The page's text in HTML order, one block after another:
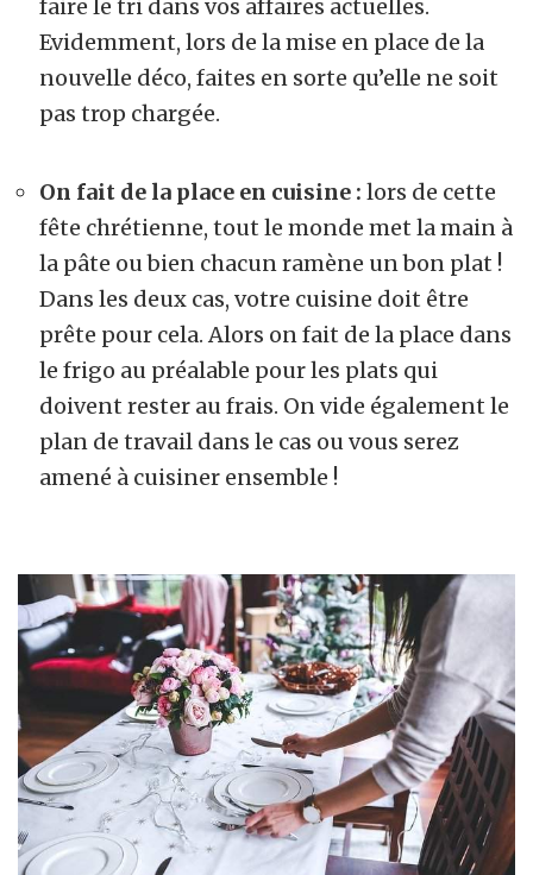
faire le tri dans vos affaires actuelles.
Evidemment, lors de la mise en place de la
nouvelle déco, faites en sorte qu’elle ne soit
pas trop chargée.
On fait de la place en cuisine : lors de cette
fête chrétienne, tout le monde met la main à
la pâte ou bien chacun ramène un bon plat !
Dans les deux cas, votre cuisine doit être
prête pour cela. Alors on fait de la place dans
le frigo au préalable pour les plats qui
doivent rester au frais. On vide également le
plan de travail dans le cas ou vous serez
amené à cuisiner ensemble !